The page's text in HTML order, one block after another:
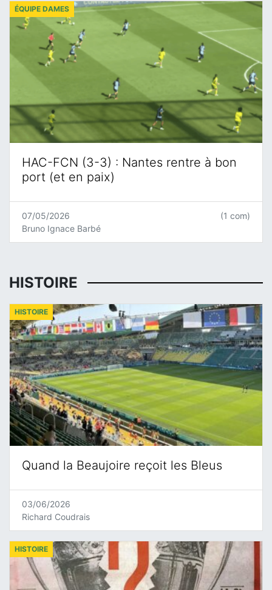
HAC-FCN (3-3) : Nantes rentre à bon
port (et en paix)
ÉQUIPE DAMES
07/05/2026
Bruno Ignace Barbé
(1 com)
HISTOIRE
Quand la Beaujoire reçoit les Bleus
HISTOIRE
03/06/2026
Richard Coudrais
HISTOIRE